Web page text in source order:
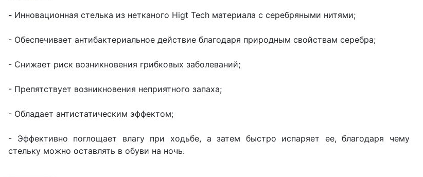
- Инновационная стелька из нетканого Higt Tech материала с серебряными нитями;
- Обеспечивает антибактериальное действие благодаря природным свойствам серебра;
- Снижает риск возникновения грибковых заболеваний;
- Препятствует возникновения неприятного запаха;
- Обладает антистатическим эффектом;
- Эффективно поглощает влагу при ходьбе, а затем быстро испаряет ее, благодаря чему
стельку можно оставлять в обуви на ночь.